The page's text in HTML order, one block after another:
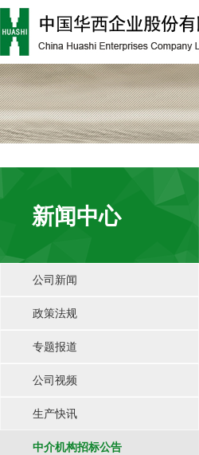
新闻中心
公司新闻
政策法规
专题报道
公司视频
生产快讯
中介机构招标公告